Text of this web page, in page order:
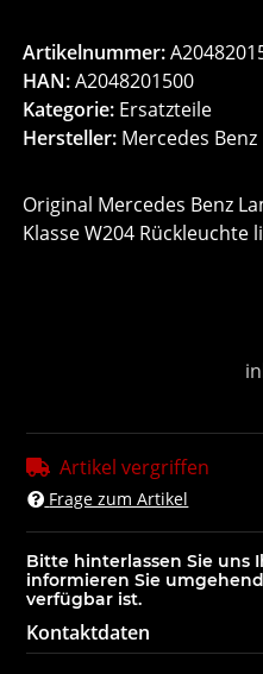
Artikelnummer:
HAN:A2048201500
Kategorie: Ersatzteile
Hersteller: Mercedes Benz
Original Mercedes Benz
Klasse W204 Rückleuchte
Artikel vergriffen
Frage zum Artikel
Bitte hinterlassen Sie uns
informieren Sie
verfügbar ist.
Kontaktdaten